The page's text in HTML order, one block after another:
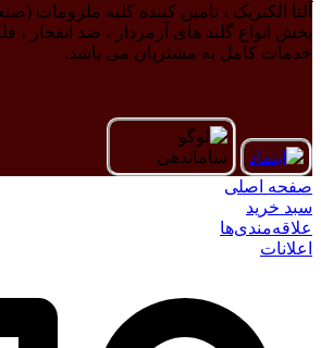
آلتا الکتریک ، تامین کننده کلیه ملزومات
پخش انواع گلند های آرمردار ، ضد انفجار ،
خدمات کامل به مشتریان می باشد.
صفحه اصلی
سبد خرید
علاقه‌مندی‌ها
اعلانات